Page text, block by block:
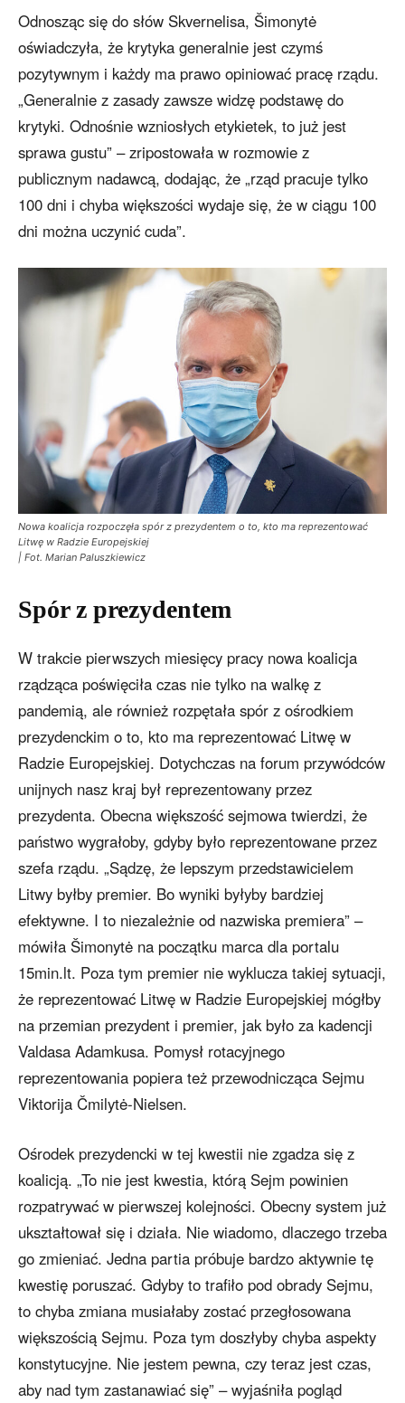
Odnosząc się do słów Skvernelisa, Šimonytė
oświadczyła, że krytyka generalnie jest czymś
pozytywnym i każdy ma prawo opiniować pracę rządu.
„Generalnie z zasady zawsze widzę podstawę do
krytyki. Odnośnie wzniosłych etykietek, to już jest
sprawa gustu” – zripostowała w rozmowie z
publicznym nadawcą, dodając, że „rząd pracuje tylko
100 dni i chyba większości wydaje się, że w ciągu 100
dni można uczynić cuda”.
Nowa koalicja rozpoczęła spór z prezydentem o to, kto ma reprezentować
Litwę w Radzie Europejskiej
| Fot. Marian Paluszkiewicz
Spór z prezydentem
W trakcie pierwszych miesięcy pracy nowa koalicja
rządząca poświęciła czas nie tylko na walkę z
pandemią, ale również rozpętała spór z ośrodkiem
prezydenckim o to, kto ma reprezentować Litwę w
Radzie Europejskiej. Dotychczas na forum przywódców
unijnych nasz kraj był reprezentowany przez
prezydenta. Obecna większość sejmowa twierdzi, że
państwo wygrałoby, gdyby było reprezentowane przez
szefa rządu. „Sądzę, że lepszym przedstawicielem
Litwy byłby premier. Bo wyniki byłyby bardziej
efektywne. I to niezależnie od nazwiska premiera” –
mówiła Šimonytė na początku marca dla portalu
15min.lt. Poza tym premier nie wyklucza takiej sytuacji,
że reprezentować Litwę w Radzie Europejskiej mógłby
na przemian prezydent i premier, jak było za kadencji
Valdasa Adamkusa. Pomysł rotacyjnego
reprezentowania popiera też przewodnicząca Sejmu
Viktorija Čmilytė-Nielsen.
Ośrodek prezydencki w tej kwestii nie zgadza się z
koalicją. „To nie jest kwestia, którą Sejm powinien
rozpatrywać w pierwszej kolejności. Obecny system już
ukształtował się i działa. Nie wiadomo, dlaczego trzeba
go zmieniać. Jedna partia próbuje bardzo aktywnie tę
kwestię poruszać. Gdyby to trafiło pod obrady Sejmu,
to chyba zmiana musiałaby zostać przegłosowana
większością Sejmu. Poza tym doszłyby chyba aspekty
konstytucyjne. Nie jestem pewna, czy teraz jest czas,
aby nad tym zastanawiać się” – wyjaśniła pogląd